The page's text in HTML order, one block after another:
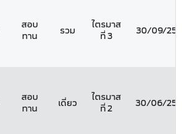
สอบ
ทาน
รวม
ไตรมาส
ที่ 3
30/09/
สอบ
ทาน
เดี่ยว
ไตรมาส
ที่ 2
30/06/